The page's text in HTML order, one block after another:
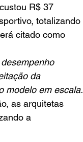
R$ 37
totalizando
citado como
da
modelo em escala.
as arquitetas
a